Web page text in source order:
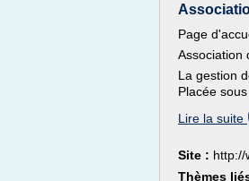
Page
Association
La gestion
Placée
Lire la suite
Site : http://
Thèmes